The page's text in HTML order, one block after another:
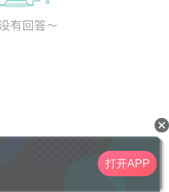
打开APP